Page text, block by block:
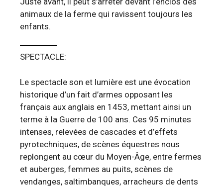
animaux de la ferme qui ravissent toujours les
enfants.
SPECTACLE:
Le spectacle son et lumière est une évocation
historique d’un fait d’armes opposant les
français aux anglais en 1453, mettant ainsi un
terme à la Guerre de 100 ans. Ces 95 minutes
intenses, relevées de cascades et d’effets
pyrotechniques, de scènes équestres nous
replongent au cœur du Moyen-Âge, entre fermes
et auberges, femmes au puits, scènes de
vendanges, saltimbanques, arracheurs de dents